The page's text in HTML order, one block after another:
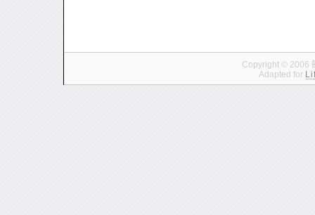
Copyright © 2006
Adapted for